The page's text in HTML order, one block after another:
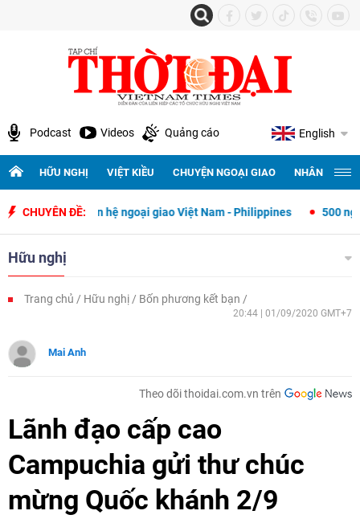
Podcast Videos Quảng cáo English
HỮU NGHỊ VIỆT KIỀU CHUYỆN NGOẠI GIAO NHÂN
CHUYÊN ĐỀ:
lập quan hệ ngoại giao Việt Nam - Philippines 500 ngày đêm
Hữu nghị
Trang chủ Hữu nghị Bốn phương kết bạn
20:44 | 01/09/2020 GMT+7
Mai Anh
Theo dõi thoidai.com.vn trên
Lãnh đạo cấp cao
Campuchia gửi thư chúc
mừng Quốc khánh 2/9